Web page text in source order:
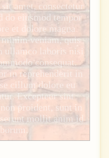
amet, consectetur
eiusmod tempor
et dolore magna
veniam, quis
ullamco laboris nisi
consequat.
in reprehenderit in
cillum dolore eu
Excepteur sint
proident, sunt in
mollit anim id